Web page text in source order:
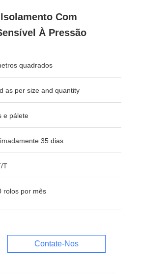
Com
À Pressão
quadrados
as per size and quantity
e pálete
35 dias
T
rolos por mês
Contate-Nos